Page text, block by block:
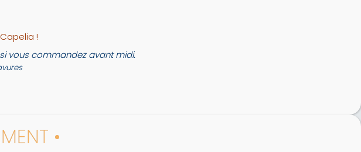
!
vous commandez avant midi.
•